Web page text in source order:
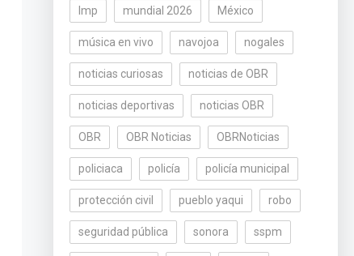
lmp mundial 2026 México
música en vivo navojoa nogales
noticias curiosas noticias de OBR
noticias deportivas noticias OBR
OBR OBR Noticias OBRNoticias
policiaca policía policía municipal
protección civil pueblo yaqui robo
seguridad pública sonora sspm